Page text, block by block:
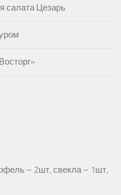
салата Цезарь
– 2шт, свекла – 1шт,